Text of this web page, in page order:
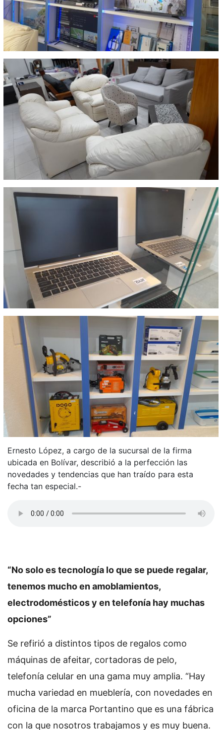
Ernesto López, a cargo de la sucursal de la firma
ubicada en Bolívar, describió a la perfección las
novedades y tendencias que han traído para esta
fecha tan especial.-
“No solo es tecnología lo que se puede regalar,
tenemos mucho en amoblamientos,
electrodomésticos y en telefonía hay muchas
opciones”
Se refirió a distintos tipos de regalos como
máquinas de afeitar, cortadoras de pelo,
telefonía celular en una gama muy amplia. “Hay
mucha variedad en mueblería, con novedades en
oficina de la marca Portantino que es una fábrica
con la que nosotros trabajamos y es muy buena.